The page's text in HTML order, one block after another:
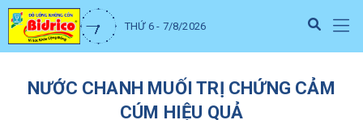
THỨ 6 - 7/8/2026
NƯỚC CHANH MUỐI TRỊ CHỨNG CẢM
CÚM HIỆU QUẢ